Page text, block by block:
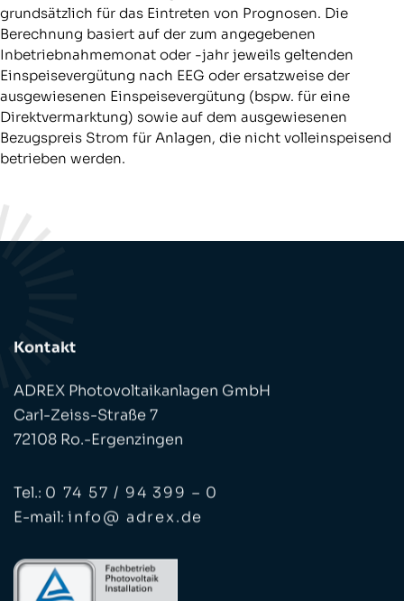
grundsätzlich für das Eintreten von Prognosen. Die
Berechnung basiert auf der zum angegebenen
Inbetriebnahmemonat oder -jahr jeweils geltenden
Einspeisevergütung nach EEG oder ersatzweise der
ausgewiesenen Einspeisevergütung (bspw. für eine
Direktvermarktung) sowie auf dem ausgewiesenen
Bezugspreis Strom für Anlagen, die nicht volleinspeisend
betrieben werden.
Kontakt
ADREX Photovoltaikanlagen GmbH
Carl-Zeiss-Straße 7
72108 Ro.-Ergenzingen
Tel.: 0 74 57 / 94 399 – 0
E-mail: info@ adrex.de